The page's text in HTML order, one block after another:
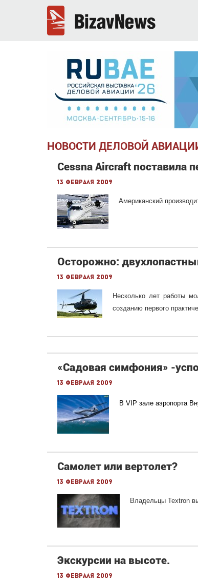
НОВОСТИ ДЕЛОВОЙ
Cessna Aircraft поставила
13 февраля 2009
Американский
Осторожно:
13 февраля 2009
Несколько лет работы
созданию первого
«Садовая симфония» -
13 февраля 2009
В VIP зале аэропорта
Cамолет или вертолет?
13 февраля 2009
Владельцы Textron
Экскурсии на высоте.
13 февраля 2009